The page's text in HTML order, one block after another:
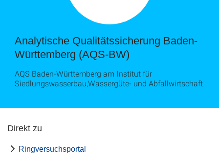
Analytische Qualitätssicherung Baden-
Württemberg (AQS-BW)
AQS Baden-Württemberg am Institut für
Siedlungswasserbau,Wassergüte- und Abfallwirtschaft
Direkt zu
Ringversuchsportal